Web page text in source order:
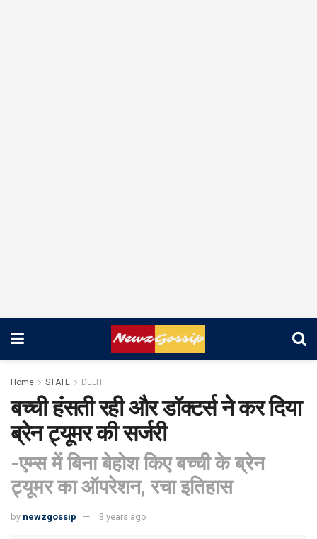
Home STATE DELHI
बच्ची हंसती रही और डॉक्टर्स ने कर दिया
ब्रेन ट्यूमर की सर्जरी
-एम्स में बिना बेहोश किए बच्ची के ब्रेन
ट्यूमर का ऑपरेशन, रचा इतिहास
by newzgossip 3 years ago